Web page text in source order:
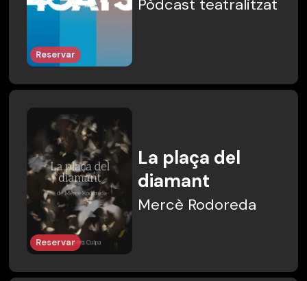
Reservar
Pòdcast teatralitzat
Reservar
La plaça del
diamant
Mercè Rodoreda